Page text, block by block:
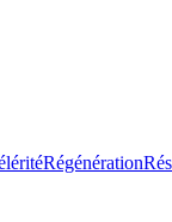
Régénération